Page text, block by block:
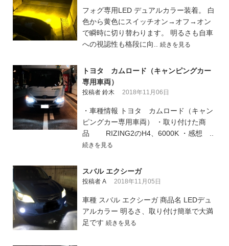
フォグ専用LED デュアルカラー装着。 白
色から黄色にスイッチオン→オフ→オン
で瞬時に切り替わります。 明るさも自車
への視認性も格段に向.. 続きを見る
トヨタ カムロード（キャンピングカー
専用車両）
投稿者 鈴木 2018年11月06日
・車種情報 トヨタ カムロード（キャン
ピングカー専用車両） ・取り付けた商
品 RIZING2のH4、6000K ・感想 ..
続きを見る
スバル エクシーガ
投稿者 A 2018年11月05日
車種 スバル エクシーガ 商品名 LEDデュ
アルカラー 明るさ、取り付け簡単で大満
足です 続きを見る